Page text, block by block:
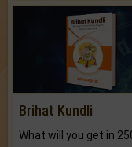
Brihat Kundli